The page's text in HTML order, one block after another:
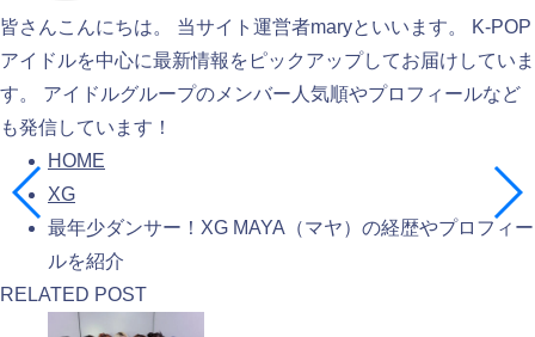
皆さんこんにちは。 当サイト運営者maryといいます。 K-POP
アイドルを中心に最新情報をピックアップしてお届けしていま
す。 アイドルグループのメンバー人気順やプロフィールなど
も発信しています！
HOME
XG
最年少ダンサー！XG MAYA（マヤ）の経歴やプロフィー
ルを紹介
RELATED POST